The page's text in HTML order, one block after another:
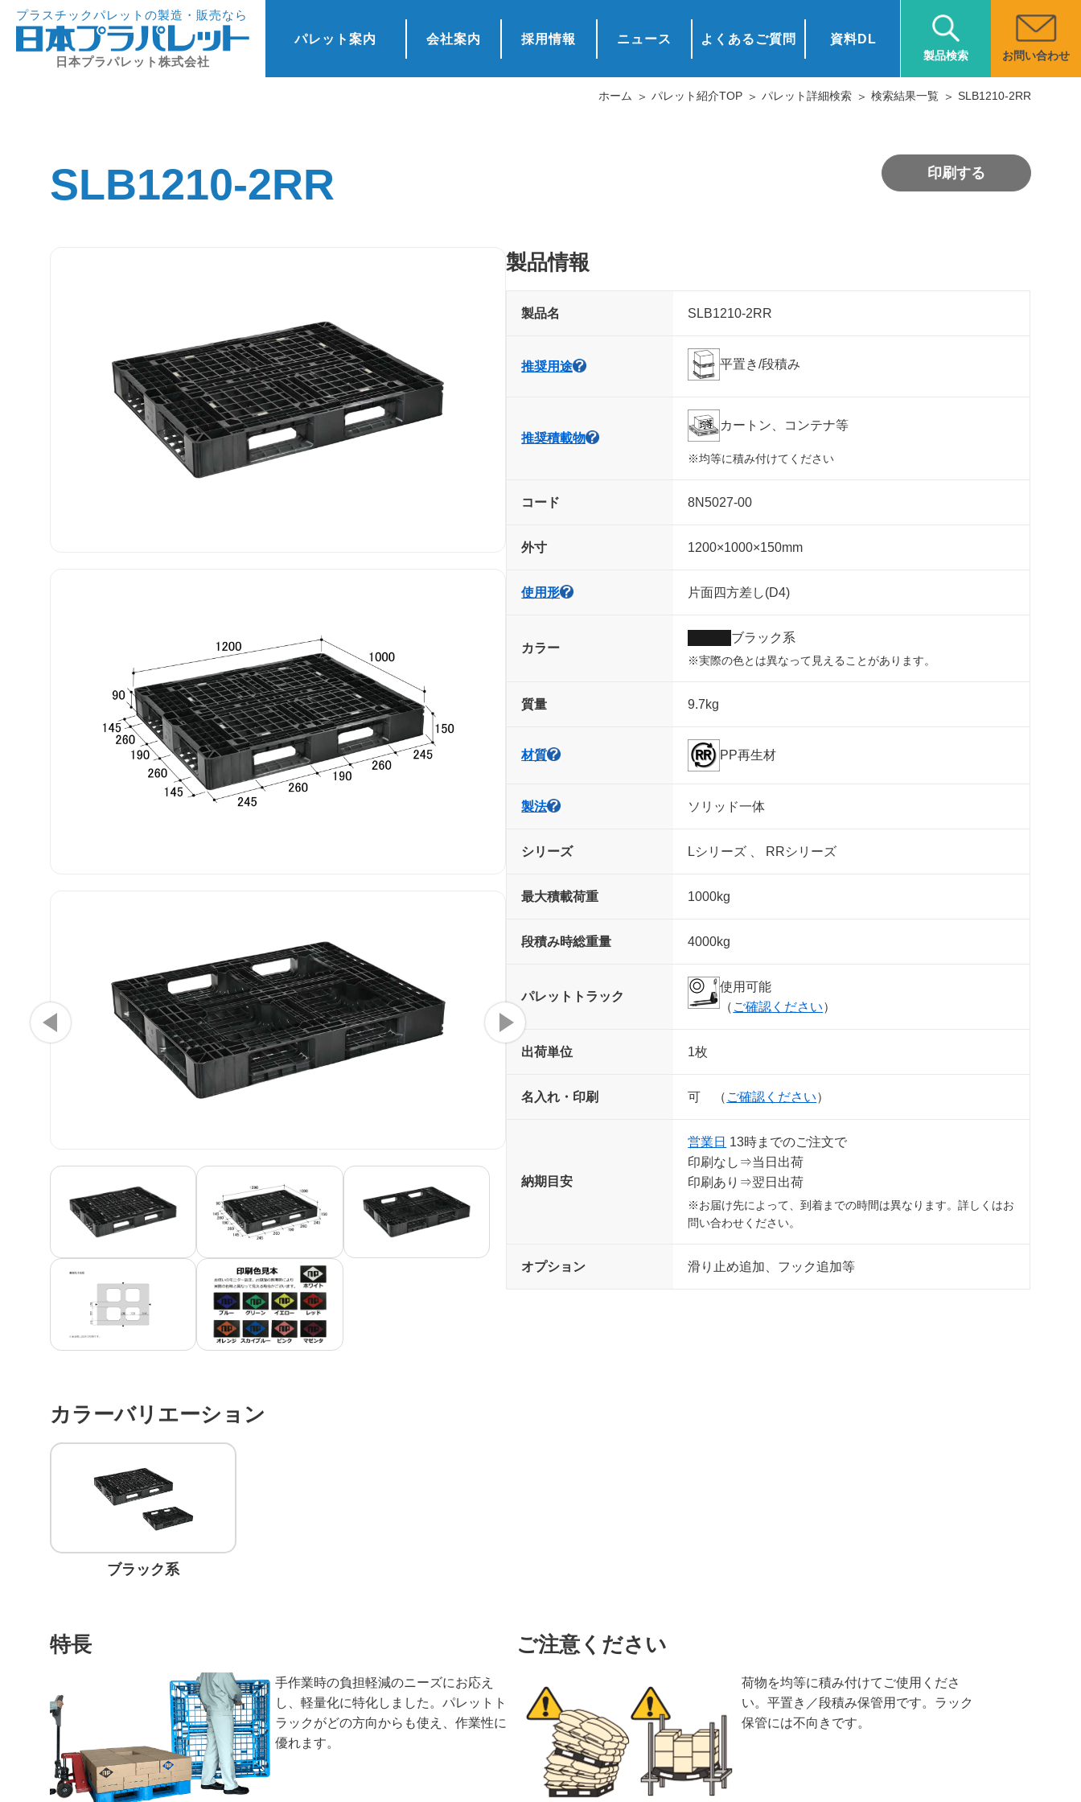
プラスチックパレットの製造・販売なら
日本プラパレット株式会社
パレット案内 会社案内 採用情報 ニュース よくあるご質問 資料DL
製品検索 お問い合わせ
ホーム パレット紹介TOP パレット詳細検索 検索結果一覧 SLB1210-2RR
SLB1210-2RR 印刷する
製品情報
製品名 SLB1210-2RR
推奨用途 平置き/段積み
推奨積載物
カートン、コンテナ等
※均等に積み付けてください
コード 8N5027-00
外寸 1200×1000×150mm
使用形 片面四方差し(D4)
カラー
ブラック系
※実際の色とは異なって見えることがあります。
質量 9.7kg
材質 PP再生材
製法 ソリッド一体
シリーズ Lシリーズ 、 RRシリーズ
最大積載荷重 1000kg
段積み時総重量 4000kg
パレット トラック
使用可能
（ ご確認ください）
出荷単位 1枚
名入れ・印刷 可 （ ご確認ください）
納期目安
営業日 13時までのご注文で
印刷なし⇒当日出荷
印刷あり⇒翌日出荷
※お届け先によって、到着までの時間は異なります。詳しくはお
問い合わせください。
オプション 滑り止め追加、フック追加等
カラーバリエーション
ブラック系
特長
手作業時の負担軽減のニーズにお応え
し、軽量化に特化しました。パレットト
ラックがどの方向からも使え、作業性に
優れます。
ご注意ください
荷物を均等に積み付けてご使用くださ
い。平置き／段積み保管用です。ラック
保管には不向きです。